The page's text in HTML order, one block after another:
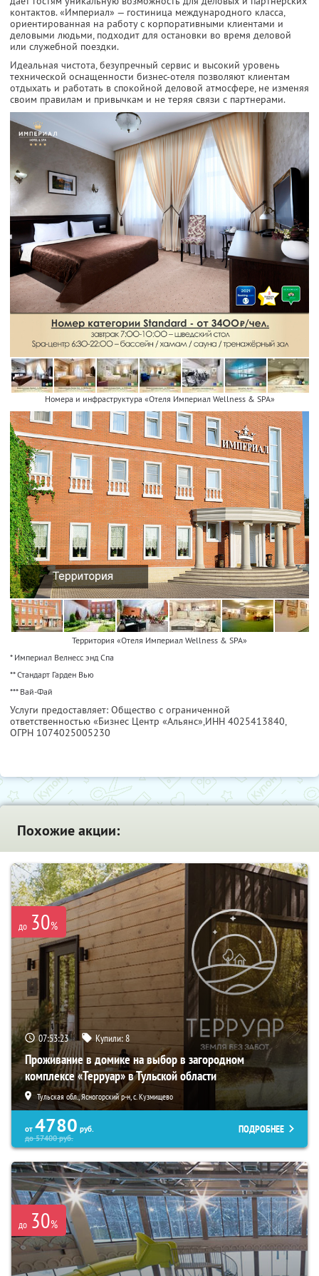
контактов. «Империал» — гостиница международного класса,
ориентированная на работу с корпоративными клиентами и
деловыми людьми, подходит для остановки во время деловой
или служебной поездки.
Идеальная чистота, безупречный сервис и высокий уровень
технической оснащенности бизнес-отеля позволяют клиентам
отдыхать и работать в спокойной деловой атмосфере, не изменяя
своим правилам и привычкам и не теряя связи с партнерами.
Номера и инфраструктура «Отеля Империал Wellness & SPA»
Территория «Отеля Империал Wellness & SPA»
* Империал Велнесс энд Спа
** Стандарт Гарден Вью
*** Вай-Фай
Услуги предоставляет: Общество с ограниченной
ответственностью «Бизнес Центр «Альянс»,ИНН 4025413840,
ОГРН 1074025005230
Похожие акции:
до 30%
07:53:21 Купили:8
Проживание в домике на выбор в загородном
комплексе «Терруар» в Тульской области
Тульская обл., Ясногорский р-н, с. Кузмищево
от 4780 руб.
до57400руб.
ПОДРОБНЕЕ
до 30%